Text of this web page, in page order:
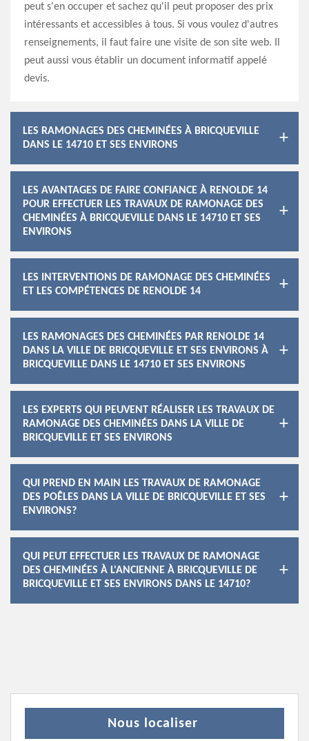
peut s'en occuper et sachez qu'il peut proposer des prix
intéressants et accessibles à tous. Si vous voulez d'autres
renseignements, il faut faire une visite de son site web. Il
peut aussi vous établir un document informatif appelé
devis.
LES RAMONAGES DES CHEMINÉES À BRICQUEVILLE
DANS LE 14710 ET SES ENVIRONS
LES AVANTAGES DE FAIRE CONFIANCE À RENOLDE 14
POUR EFFECTUER LES TRAVAUX DE RAMONAGE DES
CHEMINÉES À BRICQUEVILLE DANS LE 14710 ET SES
ENVIRONS
LES INTERVENTIONS DE RAMONAGE DES CHEMINÉES
ET LES COMPÉTENCES DE RENOLDE 14
LES RAMONAGES DES CHEMINÉES PAR RENOLDE 14
DANS LA VILLE DE BRICQUEVILLE ET SES ENVIRONS À
BRICQUEVILLE DANS LE 14710 ET SES ENVIRONS
LES EXPERTS QUI PEUVENT RÉALISER LES TRAVAUX DE
RAMONAGE DES CHEMINÉES DANS LA VILLE DE
BRICQUEVILLE ET SES ENVIRONS
QUI PREND EN MAIN LES TRAVAUX DE RAMONAGE
DES POÊLES DANS LA VILLE DE BRICQUEVILLE ET SES
ENVIRONS?
QUI PEUT EFFECTUER LES TRAVAUX DE RAMONAGE
DES CHEMINÉES À L'ANCIENNE À BRICQUEVILLE DE
BRICQUEVILLE ET SES ENVIRONS DANS LE 14710?
Nous localiser